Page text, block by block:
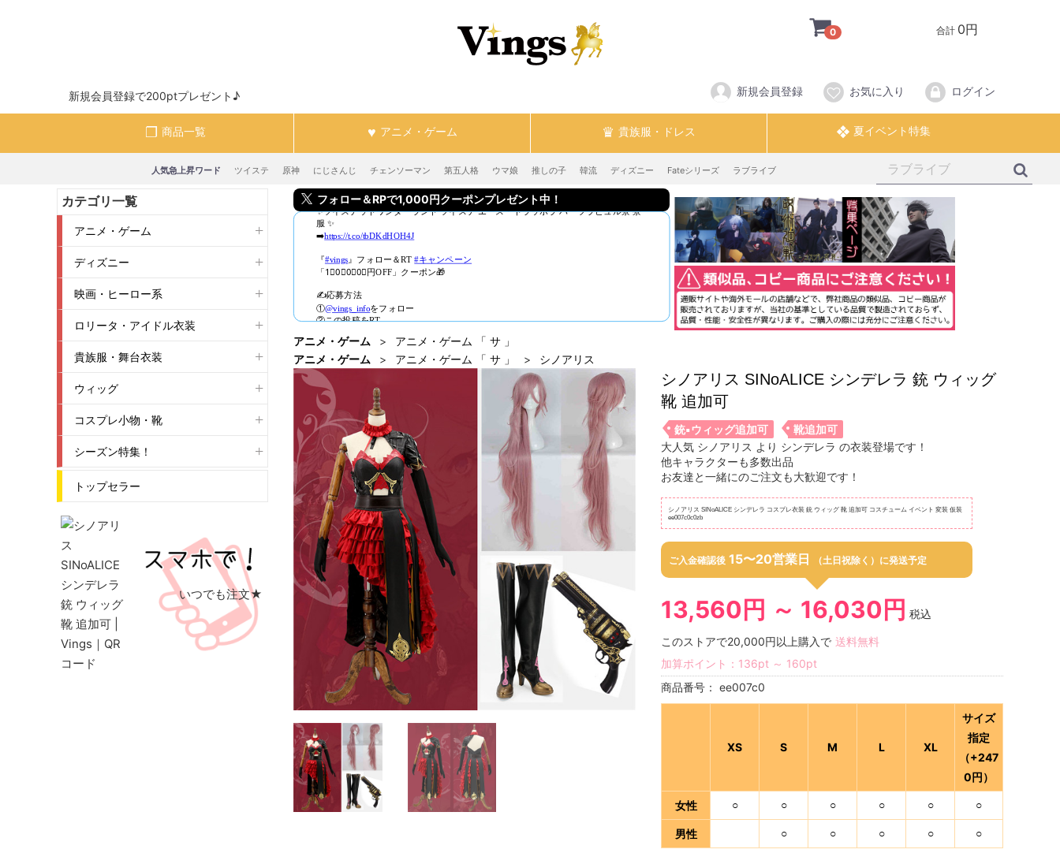
新規会員登録で200ptプレゼント♪
0 合計 0円
新規会員登録 お気に入り ログイン
商品一覧 アニメ・ゲーム 貴族服・ドレス
人気急上昇ワード ツイステ 原神 にじさんじ チェンソーマン 第五人格 ウマ娘 推しの子 韓流 ディズニー Fateシリーズ ラブライブ
カテゴリ一覧
アニメ・ゲーム
ディズニー
映画・ヒーロー系
ロリータ・アイドル衣装
貴族服・舞台衣装
ウィッグ
コスプレ小物・靴
シーズン特集！
トップセラー
いつでも注文★
フォロー＆RPで1,000円クーポンプレゼント中！
アニメ・ゲーム
アニメ・ゲーム 「 サ 」
アニメ・ゲーム
アニメ・ゲーム 「 サ 」 シノアリス
シノアリス SINoALICE シンデレラ 銃 ウィッグ
靴 追加可
銃▪ウィッグ追加可
靴追加可
大人気 シノアリス より シンデレラ の衣装登場です！
他キャラクターも多数出品
お友達と一緒にのご注文も大歓迎です！
シノアリス SINoALICE シンデレラ コスプレ衣装 銃 ウィッグ 靴 追加可 コスチューム イベント 変装 仮装
ee007c0c0zb
ご入金確認後 15〜20営業日 （土日祝除く）に発送予定
13,560円 ～ 16,030円 税込
このストアで20,000円以上購入で 送料無料
加算ポイント： 136pt ～ 160pt
商品番号： ee007c0
XS S M L XL
サイズ
指定
（+247
0円）
女性 ○ ○ ○ ○ ○ ○
男性 ○ ○ ○ ○ ○